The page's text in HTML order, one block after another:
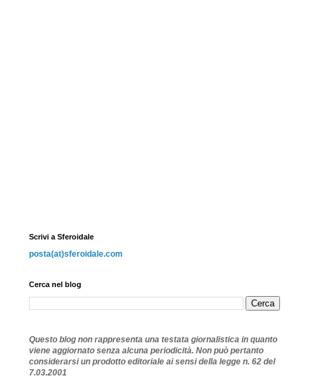
Scrivi a Sferoidale
posta(at)sferoidale.com
Cerca nel blog
Questo blog non rappresenta una testata giornalistica in quanto
viene aggiornato senza alcuna periodicità. Non può pertanto
considerarsi un prodotto editoriale ai sensi della legge n. 62 del
7.03.2001